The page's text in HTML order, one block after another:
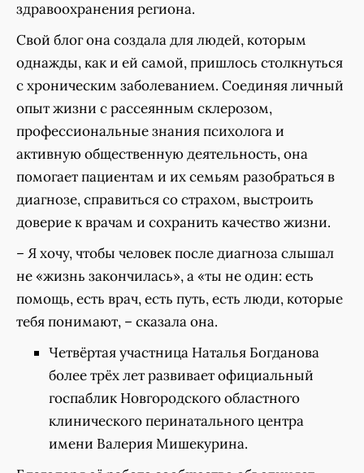
здравоохранения региона.
Свой блог она создала для людей, которым
однажды, как и ей самой, пришлось столкнуться
с хроническим заболеванием. Соединяя личный
опыт жизни с рассеянным склерозом,
профессиональные знания психолога и
активную общественную деятельность, она
помогает пациентам и их семьям разобраться в
диагнозе, справиться со страхом, выстроить
доверие к врачам и сохранить качество жизни.
– Я хочу, чтобы человек после диагноза слышал
не «жизнь закончилась», а «ты не один: есть
помощь, есть врач, есть путь, есть люди, которые
тебя понимают, – сказала она.
Четвёртая участница Наталья Богданова
более трёх лет развивает официальный
госпаблик Новгородского областного
клинического перинатального центра
имени Валерия Мишекурина.